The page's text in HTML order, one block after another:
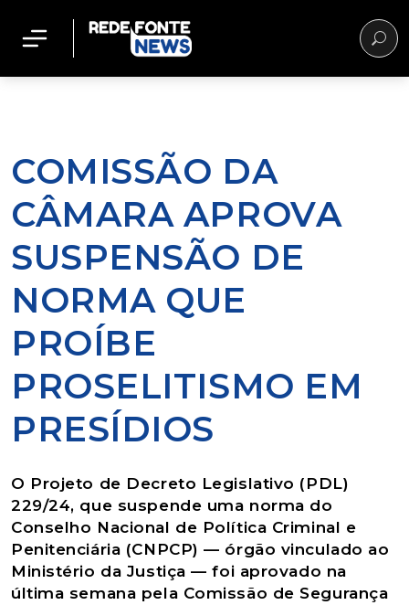
COMISSÃO DA
CÂMARA APROVA
SUSPENSÃO DE
NORMA QUE
PROÍBE
PROSELITISMO EM
PRESÍDIOS
O Projeto de Decreto Legislativo (PDL)
229/24, que suspende uma norma do
Conselho Nacional de Política Criminal e
Penitenciária (CNPCP) — órgão vinculado ao
Ministério da Justiça — foi aprovado na
última semana pela Comissão de Segurança